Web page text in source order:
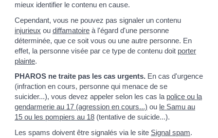
mieux identifier le contenu en cause.
Cependant, vous ne pouvez pas signaler un contenu
injurieux ou diffamatoire à l'égard d'une personne
déterminée, que ce soit vous ou une autre personne. En
effet, la personne visée par ce type de contenu doit porter
plainte.
PHAROS ne traite pas les cas urgents. En cas d'urgence
(infraction en cours, personne qui menace de se
suicider...), vous devez appeler selon les cas la police ou la
gendarmerie au 17 (agression en cours...) ou le Samu au
15 ou les pompiers au 18 (tentative de suicide...).
Les spams doivent être signalés via le site Signal spam.